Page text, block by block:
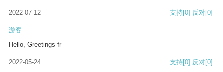
2022-07-12 支持[0] 反对[0]
游客
Hello, Greetings fr
2022-05-24 支持[0] 反对[0]